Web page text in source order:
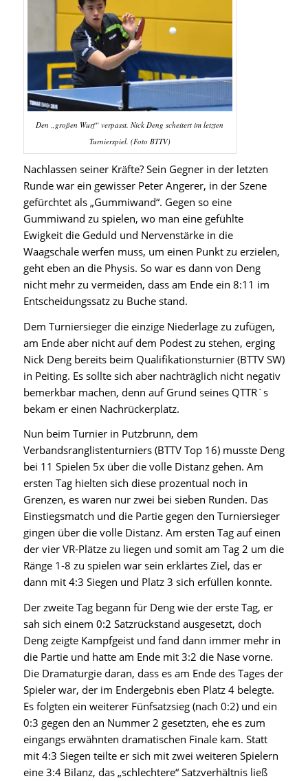
Den „großen Wurf“ verpasst. Nick Deng scheitert im letzten
Turnierspiel. (Foto BTTV)
Nachlassen seiner Kräfte? Sein Gegner in der letzten
Runde war ein gewisser Peter Angerer, in der Szene
gefürchtet als „Gummiwand“. Gegen so eine
Gummiwand zu spielen, wo man eine gefühlte
Ewigkeit die Geduld und Nervenstärke in die
Waagschale werfen muss, um einen Punkt zu erzielen,
geht eben an die Physis. So war es dann von Deng
nicht mehr zu vermeiden, dass am Ende ein 8:11 im
Entscheidungssatz zu Buche stand.
Dem Turniersieger die einzige Niederlage zu zufügen,
am Ende aber nicht auf dem Podest zu stehen, erging
Nick Deng bereits beim Qualifikationsturnier (BTTV SW)
in Peiting. Es sollte sich aber nachträglich nicht negativ
bemerkbar machen, denn auf Grund seines QTTR`s
bekam er einen Nachrückerplatz.
Nun beim Turnier in Putzbrunn, dem
Verbandsranglistenturniers (BTTV Top 16) musste Deng
bei 11 Spielen 5x über die volle Distanz gehen. Am
ersten Tag hielten sich diese prozentual noch in
Grenzen, es waren nur zwei bei sieben Runden. Das
Einstiegsmatch und die Partie gegen den Turniersieger
gingen über die volle Distanz. Am ersten Tag auf einen
der vier VR-Plätze zu liegen und somit am Tag 2 um die
Ränge 1-8 zu spielen war sein erklärtes Ziel, das er
dann mit 4:3 Siegen und Platz 3 sich erfüllen konnte.
Der zweite Tag begann für Deng wie der erste Tag, er
sah sich einem 0:2 Satzrückstand ausgesetzt, doch
Deng zeigte Kampfgeist und fand dann immer mehr in
die Partie und hatte am Ende mit 3:2 die Nase vorne.
Die Dramaturgie daran, dass es am Ende des Tages der
Spieler war, der im Endergebnis eben Platz 4 belegte.
Es folgten ein weiterer Fünfsatzsieg (nach 0:2) und ein
0:3 gegen den an Nummer 2 gesetzten, ehe es zum
eingangs erwähnten dramatischen Finale kam. Statt
mit 4:3 Siegen teilte er sich mit zwei weiteren Spielern
eine 3:4 Bilanz, das „schlechtere“ Satzverhältnis ließ